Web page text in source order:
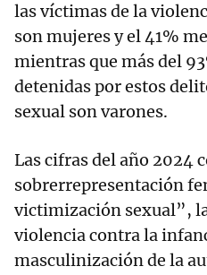
las víctimas de la
son mujeres y el 41%
mientras que más del
detenidas por estos
sexual son varones.
Las cifras del año 2024
sobrerrepresentación
victimización sexual”,
violencia contra la
masculinización de la